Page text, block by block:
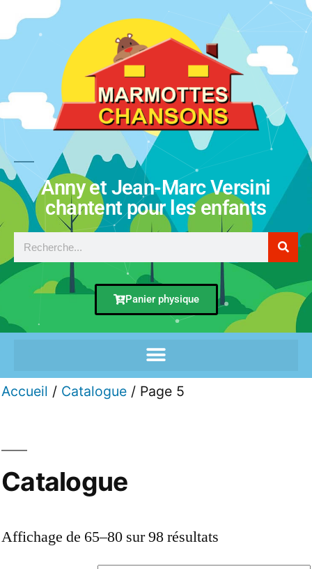
Anny et Jean-Marc Versini
chantent pour les enfants
Panier physique
Accueil / Catalogue / Page 5
Catalogue
Affichage de 65–80 sur 98 résultats